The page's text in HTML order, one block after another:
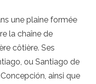
une plaine formée
la chaîne de
côtière. Ses
ou Santiago de
ainsi que